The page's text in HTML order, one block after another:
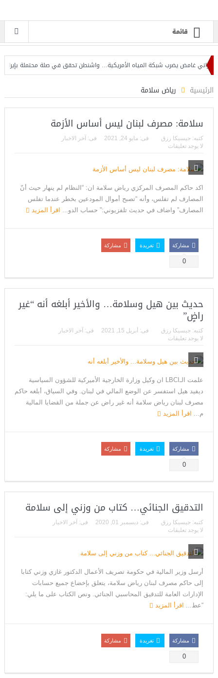
قائمة
غامض يضرب شبكة المياه الأمريكية… واشنطن تحقق في صلة محتملة بإيران
الرئيسية رياض سلامة
سلامة: مصرف لبنان ليس أساس الأزمة
كتبه: جيسيكا رزق فى: مايو 24, 2021 فى: آخر الاخبار
لا يوجد تعليقات
اكد حاكم المصرف المركزي رياض سلامة ان: “النظام لم ينهار حيث أنّ
المصارف لم تفلس، وأنه “تصبح أموال المودعين بخطر عندما تفلس
المصارف” واضاف في حديث تلفزيوني:” حساب الدو... اقرأ المزيد
مشاركة
0
تغريدة مشاركة
حديث بين هيل وسلامة… والأخير أبلغه أنه “غير
راضٍ”
كتبه: جيسيكا رزق فى: أبريل 15, 2021 فى: آخر الاخبار
لا يوجد تعليقات
علمت الـLBCI ان وكيل وزارة الخارجية الأميركية للشؤون السياسية
ديفيد هيل استفسر عن الوضع المالي في لبنان. وفي السياق، أبلغه حاكم
مصرف لبنان رياض سلامة أنه غير راض عن جملة من القضايا المالية
م... اقرأ المزيد
مشاركة
0
تغريدة مشاركة
التدقيق الجنائي… كتاب من وزني إلى سلامة
كتبه: جيسيكا رزق فى: ديسمبر 01, 2020 فى: آخر الاخبار
لا يوجد تعليقات
أرسل وزير المالية في حكومة تصريف الأعمال الدكتور غازي وزني كتابا
إلى حاكم مصرف لبنان رياض سلامة، يتعلق بإخضاع جميع حسابات
الإدارات العامة للتدقيق المحاسبي الجنائي. ونص الكتاب على ما يلي:
“عط...
اقرأ المزيد
مشاركة
0
تغريدة مشاركة